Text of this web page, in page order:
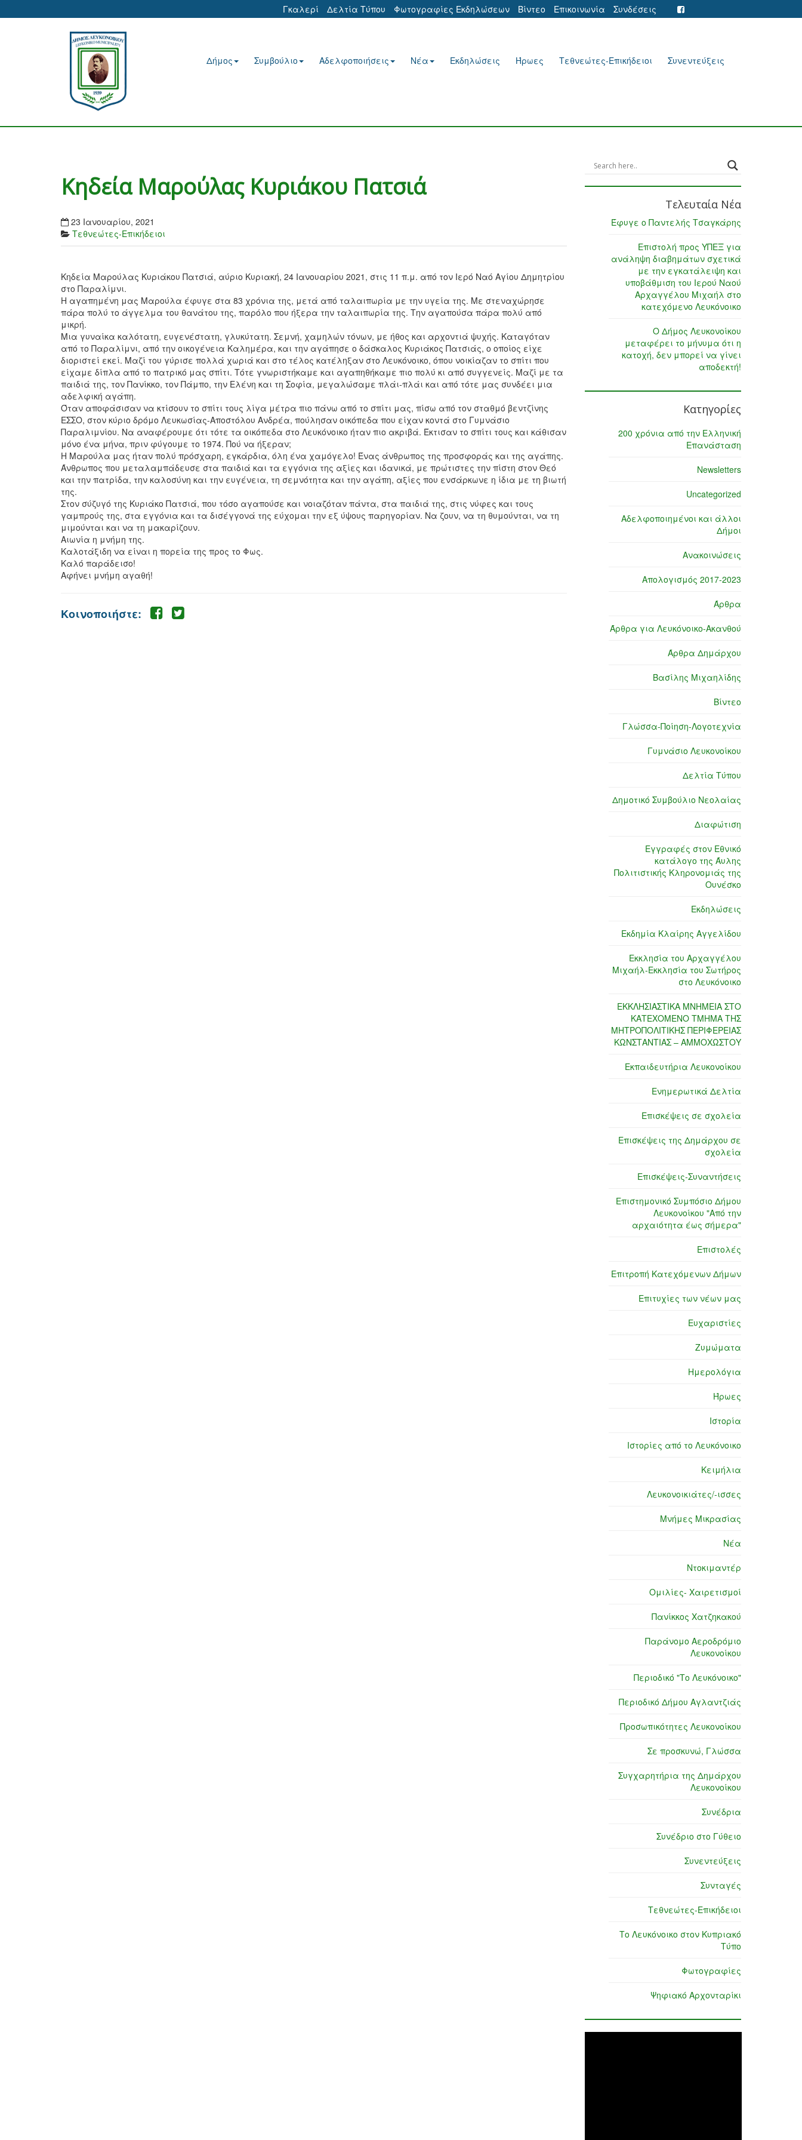
Γκαλερί Δελτία Τύπου Φωτογραφίες Εκδηλώσεων Βίντεο Επικοινωνία Συνδέσεις
Δήμος Συμβούλιο Αδελφοποιήσεις Νέα Εκδηλώσεις Ήρωες Τεθνεώτες-Επικήδειοι Συνεντεύξεις
Κηδεία Μαρούλας Κυριάκου Πατσιά
23 Ιανουαρίου, 2021
Τεθνεώτες-Επικήδειοι
Κηδεία Μαρούλας Κυριάκου Πατσιά, αύριο Κυριακή, 24 Ιανουαρίου 2021, στις 11 π.μ. από τον Ιερό Ναό Αγίου Δημητρίου
στο Παραλίμνι.
Η αγαπημένη μας Μαρούλα έφυγε στα 83 χρόνια της, μετά από ταλαιπωρία με την υγεία της. Με στεναχώρησε
πάρα πολύ το άγγελμα του θανάτου της, παρόλο που ήξερα την ταλαιπωρία της. Την αγαπούσα πάρα πολύ από
μικρή.
Μια γυναίκα καλότατη, ευγενέστατη, γλυκύτατη. Σεμνή, χαμηλών τόνων, με ήθος και αρχοντιά ψυχής. Καταγόταν
από το Παραλίμνι, από την οικογένεια Καλημέρα, και την αγάπησε ο δάσκαλος Κυριάκος Πατσιάς, ο οποίος είχε
διοριστεί εκεί. Μαζί του γύρισε πολλά χωριά και στο τέλος κατέληξαν στο Λευκόνοικο, όπου νοικίαζαν το σπίτι που
είχαμε δίπλα από το πατρικό μας σπίτι. Τότε γνωριστήκαμε και αγαπηθήκαμε πιο πολύ κι από συγγενείς. Μαζί με τα
παιδιά της, τον Πανίκκο, τον Πάμπο, την Ελένη και τη Σοφία, μεγαλώσαμε πλάι-πλάι και από τότε μας συνδέει μια
αδελφική αγάπη.
Όταν αποφάσισαν να κτίσουν το σπίτι τους λίγα μέτρα πιο πάνω από το σπίτι μας, πίσω από τον σταθμό βεντζίνης
ΕΣΣΟ, στον κύριο δρόμο Λευκωσίας-Αποστόλου Ανδρέα, πούλησαν οικόπεδα που είχαν κοντά στο Γυμνάσιο
Παραλιμνίου. Να αναφέρουμε ότι τότε τα οικόπεδα στο Λευκόνοικο ήταν πιο ακριβά. Έκτισαν το σπίτι τους και κάθισαν
μόνο ένα μήνα, πριν φύγουμε το 1974. Πού να ήξεραν;
Η Μαρούλα μας ήταν πολύ πρόσχαρη, εγκάρδια, όλη ένα χαμόγελο! Ένας άνθρωπος της προσφοράς και της αγάπης.
Άνθρωπος που μεταλαμπάδευσε στα παιδιά και τα εγγόνια της αξίες και ιδανικά, με πρώτιστες την πίστη στον Θεό
και την πατρίδα, την καλοσύνη και την ευγένεια, τη σεμνότητα και την αγάπη, αξίες που ενσάρκωνε η ίδια με τη βιωτή
της.
Στον σύζυγό της Κυριάκο Πατσιά, που τόσο αγαπούσε και νοιαζόταν πάντα, στα παιδιά της, στις νύφες και τους
γαμπρούς της, στα εγγόνια και τα δισέγγονά της εύχομαι την εξ ύψους παρηγορίαν. Να ζουν, να τη θυμούνται, να τη
μιμούνται και να τη μακαρίζουν.
Αιωνία η μνήμη της.
Καλοτάξιδη να είναι η πορεία της προς το Φως.
Καλό παράδεισο!
Αφήνει μνήμη αγαθή!
Κοινοποιήστε:
Τελευταία Νέα
Έφυγε ο Παντελής Τσαγκάρης
Επιστολή προς ΥΠΕΞ για
ανάληψη διαβημάτων σχετικά
με την εγκατάλειψη και
υποβάθμιση του Ιερού Ναού
Αρχαγγέλου Μιχαήλ στο
κατεχόμενο Λευκόνοικο
Ο Δήμος Λευκονοίκου
μεταφέρει το μήνυμα ότι η
κατοχή, δεν μπορεί να γίνει
αποδεκτή!
Κατηγορίες
200 χρόνια από την Ελληνική
Επανάσταση
Newsletters
Uncategorized
Αδελφοποιημένοι και άλλοι
Δήμοι
Ανακοινώσεις
Απολογισμός 2017-2023
Άρθρα
Άρθρα για Λευκόνοικο-Ακανθού
Άρθρα Δημάρχου
Βασίλης Μιχαηλίδης
Βίντεο
Γλώσσα-Ποίηση-Λογοτεχνία
Γυμνάσιο Λευκονοίκου
Δελτία Τύπου
Δημοτικό Συμβούλιο Νεολαίας
Διαφώτιση
Εγγραφές στον Εθνικό
κατάλογο της Άυλης
Πολιτιστικής Κληρονομιάς της
Ουνέσκο
Εκδηλώσεις
Εκδημία Κλαίρης Αγγελίδου
Εκκλησία του Αρχαγγέλου
Μιχαήλ-Εκκλησία του Σωτήρος
στο Λευκόνοικο
ΕΚΚΛΗΣΙΑΣΤΙΚΑ ΜΝΗΜΕΙΑ ΣΤΟ
ΚΑΤΕΧΟΜΕΝΟ ΤΜΗΜΑ ΤΗΣ
ΜΗΤΡΟΠΟΛΙΤΙΚΗΣ ΠΕΡΙΦΕΡΕΙΑΣ
ΚΩΝΣΤΑΝΤΙΑΣ – ΑΜΜΟΧΩΣΤΟΥ
Εκπαιδευτήρια Λευκονοίκου
Ενημερωτικά Δελτία
Επισκέψεις σε σχολεία
Επισκέψεις της Δημάρχου σε
σχολεία
Επισκέψεις-Συναντήσεις
Επιστημονικό Συμπόσιο Δήμου
Λευκονοίκου "Από την
αρχαιότητα έως σήμερα"
Επιστολές
Επιτροπή Κατεχόμενων Δήμων
Επιτυχίες των νέων μας
Ευχαριστίες
Ζυμώματα
Ημερολόγια
Ήρωες
Ιστορία
Ιστορίες από το Λευκόνοικο
Κειμήλια
Λευκονοικιάτες/-ισσες
Μνήμες Μικρασίας
Νέα
Ντοκιμαντέρ
Ομιλίες- Χαιρετισμοί
Πανίκκος Χατζηκακού
Παράνομο Αεροδρόμιο
Λευκονοίκου
Περιοδικό "Το Λευκόνοικο"
Περιοδικό Δήμου Αγλαντζιάς
Προσωπικότητες Λευκονοίκου
Σε προσκυνώ, Γλώσσα
Συγχαρητήρια της Δημάρχου
Λευκονοίκου
Συνέδρια
Συνέδριο στο Γύθειο
Συνεντεύξεις
Συνταγές
Τεθνεώτες-Επικήδειοι
Το Λευκόνοικο στον Κυπριακό
Τύπο
Φωτογραφίες
Ψηφιακό Αρχονταρίκι